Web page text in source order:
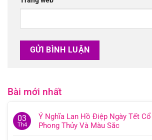
Bài mới nhất
03
Th4
Ý Nghĩa Lan Hồ Điệp Ngày Tết
Phong Thủy Và Màu Sắc